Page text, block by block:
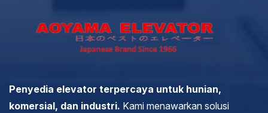
Penyedia elevator terpercaya untuk hunian,
komersial, dan industri. Kami menawarkan solusi